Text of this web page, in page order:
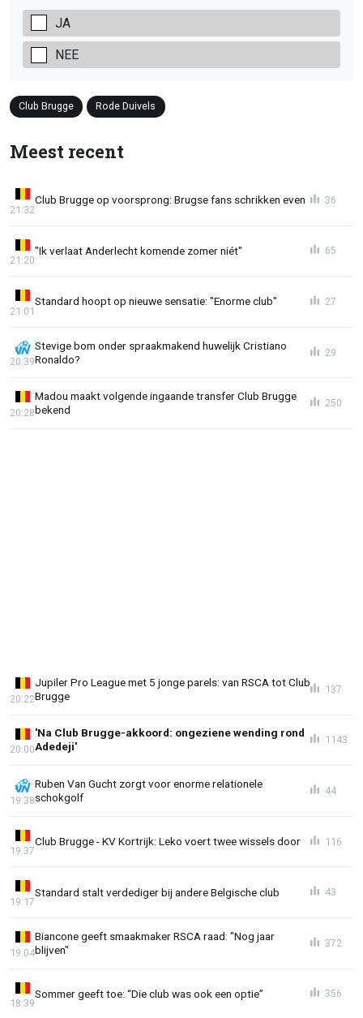
JA
NEE
Club Brugge Rode Duivels
Meest recent
Club Brugge op voorsprong: Brugse fans schrikken even
21:32
36
"Ik verlaat Anderlecht komende zomer niét"
21:20
65
Standard hoopt op nieuwe sensatie: "Enorme club"
21:01
27
Stevige bom onder spraakmakend huwelijk Cristiano
Ronaldo?
20:39
29
Madou maakt volgende ingaande transfer Club Brugge
bekend
20:28
250
Jupiler Pro League met 5 jonge parels: van RSCA tot Club
Brugge
20:22
137
'Na Club Brugge-akkoord: ongeziene wending rond
Adedeji'
20:00
1143
Ruben Van Gucht zorgt voor enorme relationele
schokgolf
19:38
44
Club Brugge - KV Kortrijk: Leko voert twee wissels door
19:37
116
Standard stalt verdediger bij andere Belgische club
19:17
43
Biancone geeft smaakmaker RSCA raad: "Nog jaar
blijven"
19:04
372
Sommer geeft toe: “Die club was ook een optie”
18:39
356